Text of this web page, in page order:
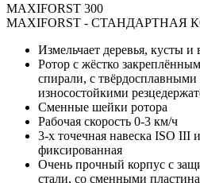
MAXIFORST 300
MAXIFORST -
Измельчает деревья, кусты
Ротор с жёстко
спирали, с твёрдосплавными
износостойкими
Сменные шейки ротора
Рабочая скорость 0-3 км/ч
3-х точечная навеска ISO III
фиксированная
Очень прочный корпус с
стали, со сменными